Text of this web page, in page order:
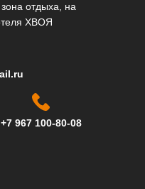
зона отдыха, на
ХВОЯ
+7 967 100-80-08